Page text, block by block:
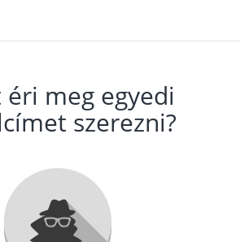
meg egyedi
szerezni?